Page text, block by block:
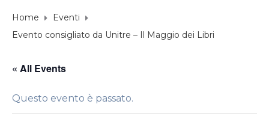
Home
Eventi
Evento consigliato da Unitre – Il Maggio dei Libri
« All Events
Questo evento è passato.